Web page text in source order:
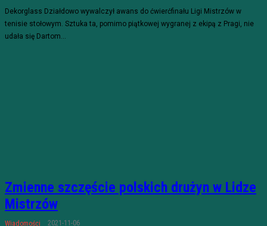
Dekorglass Działdowo wywalczył awans do ćwierćfinału Ligi Mistrzów w
tenisie stołowym. Sztuka ta, pomimo piątkowej wygranej z ekipą z Pragi, nie
udała się Dartom...
Zmienne szczęście polskich drużyn w Lidze
Mistrzów
Wiadomości 2021-11-06